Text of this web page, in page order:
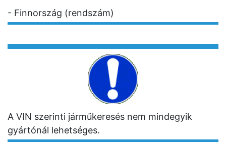
- Finnország (rendszám)
A VIN szerinti járműkeresés nem mindegyik
gyártónál lehetséges.